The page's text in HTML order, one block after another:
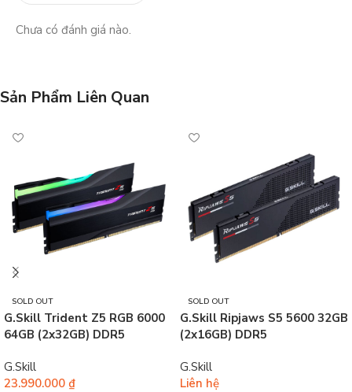
Chưa có đánh giá nào.
Sản Phẩm Liên Quan
SOLD OUT
G.Skill Trident Z5 RGB 6000
64GB (2x32GB) DDR5
G.Skill
23.990.000 ₫
SOLD OUT
G.Skill Ripjaws S5 5600 32GB
(2x16GB) DDR5
G.Skill
Liên hệ